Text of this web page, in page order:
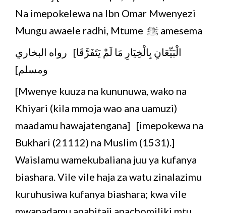
Na imepokelewa na Ibn Omar Mwenyezi
Mungu awaele radhi, Mtume ﷺ amesema
‏الْبَيِّعَانِ بِالْخِيَارِ مَا لَمْ يَتَفَرَّقَا] رواه البخاري
ومسلم]
[Mwenye kuuza na kununuwa, wako na
Khiyari (kila mmoja wao ana uamuzi)
maadamu hawajatengana] [imepokewa na
Bukhari (21112) na Muslim (1531).]
Waislamu wamekubaliana juu ya kufanya
biashara. Vile vile haja za watu zinalazimu
kuruhusiwa kufanya biashara; kwa vile